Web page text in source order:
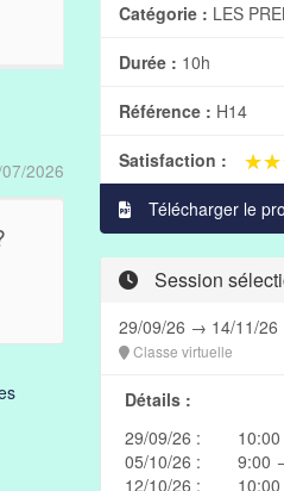
2026
Catégorie : LES
Durée : 10h
Référence : H14
Satisfaction :
Télécharger le
Session
29/09/26 → 14/11/26
Classe virtuelle
Détails :
29/09/26 :
05/10/26 :
9:00
12/10/26 :